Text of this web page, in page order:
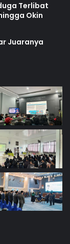
Terlibat
Okin
Juaranya